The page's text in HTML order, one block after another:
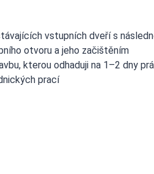
vstupních dveří s
otvoru a jeho začištěním
kterou odhaduji na 1–2 dny
prací